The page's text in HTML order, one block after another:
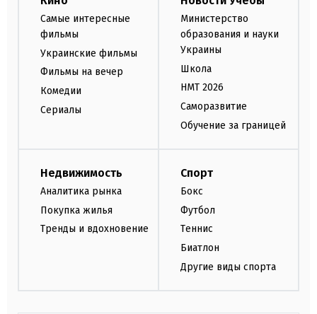
Самые интересные
фильмы
Украинские фильмы
Фильмы на вечер
Комедии
Сериалы
Министерство
образования и науки
Украины
Школа
НМТ 2026
Саморазвитие
Обучение за границей
Недвижимость
Аналитика рынка
Покупка жилья
Тренды и вдохновение
Спорт
Бокс
Футбол
Теннис
Биатлон
Другие виды спорта